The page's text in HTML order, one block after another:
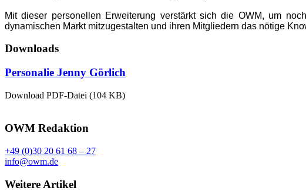
Mit dieser personellen Erweiterung verstärkt sich die OWM, um
dynamischen Markt mitzugestalten und ihren Mitgliedern das nötige
Downloads
Personalie Jenny Görlich
Download PDF-Datei (104 KB)
OWM Redaktion
+49 (0)30 20 61 68 – 27
info@owm.de
Weitere Artikel